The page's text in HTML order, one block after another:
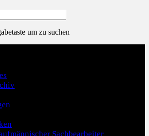
um zu suchen
Sachbearbeiter